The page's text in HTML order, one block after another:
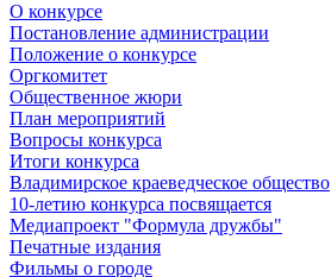
О конкурсе
Постановление администрации
Положение о конкурсе
Оргкомитет
Общественное жюри
План мероприятий
Вопросы конкурса
Итоги конкурса
Владимирское краеведческое общество
10-летию конкурса посвящается
Медиапроект "Формула дружбы"
Печатные издания
Фильмы о городе